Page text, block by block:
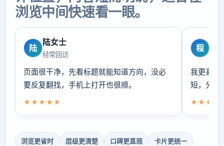
浏览中间快速看一眼。
陆
陆女士
经常回访
页面很干净，先看标题就能知道方向，没必
要反复翻找，手机上打开也很顺。
★★★★★
程
我更喜欢
短，分类
浏览更省时 层级更清楚 口碑更直观 卡片更统一